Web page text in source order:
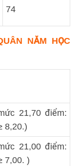
74
NĂM HỌC
21,70 điểm:
8,20.)
21,00 điểm:
7,00. )